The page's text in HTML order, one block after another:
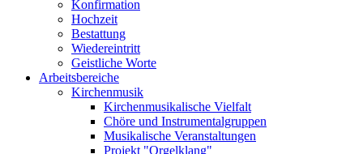
Konfirmation
Hochzeit
Bestattung
Wiedereintritt
Geistliche Worte
Arbeitsbereiche
Kirchenmusik
Kirchenmusikalische Vielfalt
Chöre und Instrumentalgruppen
Musikalische Veranstaltungen
Projekt "Orgelklang"